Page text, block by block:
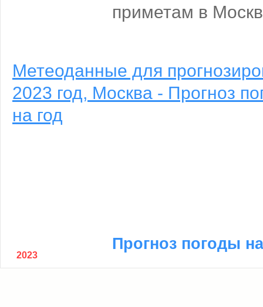
приметам в
Метеоданные для
2023 год, Москва - Прогноз
на год
2023
Прогноз погоды